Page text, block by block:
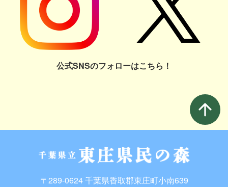
公式SNSのフォローはこちら！
arrow_upward
〒289-0624 千葉県香取郡東庄町小南639